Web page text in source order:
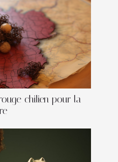
chilien pour la